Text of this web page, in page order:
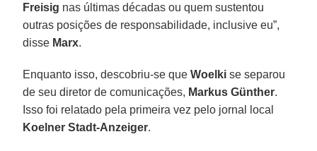
Freisig nas últimas décadas ou quem sustentou
outras posições de responsabilidade, inclusive eu”,
disse Marx.
Enquanto isso, descobriu-se queWoelki se separou
de seu diretor de comunicações, Markus Günther.
Isso foi relatado pela primeira vez pelo jornal local
Koelner Stadt-Anzeiger.